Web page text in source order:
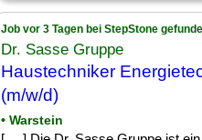
Job vor 3 Tagen bei StepStone
Dr. Sasse Gruppe
Haustechniker
(m/w/d)
• Warstein